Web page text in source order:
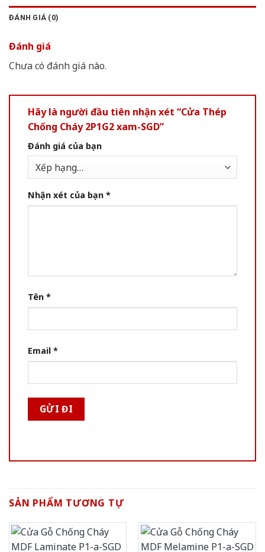
ĐÁNH GIÁ (0)
Đánh giá
Chưa có đánh giá nào.
Hãy là người đầu tiên nhận xét “Cửa Thép
Chống Cháy 2P1G2 xam-SGD”
Đánh giá của bạn
Nhận xét của bạn *
Tên *
Email *
SẢN PHẨM TƯƠNG TỰ